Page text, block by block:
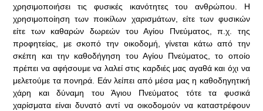
χρησιμοποιήσει τις φυσικές ικανότητες του ανθρώπου. Η
χρησιμοποίηση των ποικίλων χαρισμάτων, είτε των φυσικών
είτε των καθαρών δωρεών του Αγίου Πνεύματος, π.χ. της
προφητείας, με σκοπό την οικοδομή, γίνεται κάτω από την
σκέπη και την καθοδήγηση του Αγίου Πνεύματος, το οποίο
πρέπει να αφήσουμε να λαλεί στις καρδιές μας αγαθά και όχι να
μελετούμε τα πονηρά. Εάν λείπει από μέσα μας η καθοδηγητική
χάρη και δύναμη του Άγιου Πνεύματος τότε τα φυσικά
χαρίσματα είναι δυνατό αντί να οικοδομούν να καταστρέφουν